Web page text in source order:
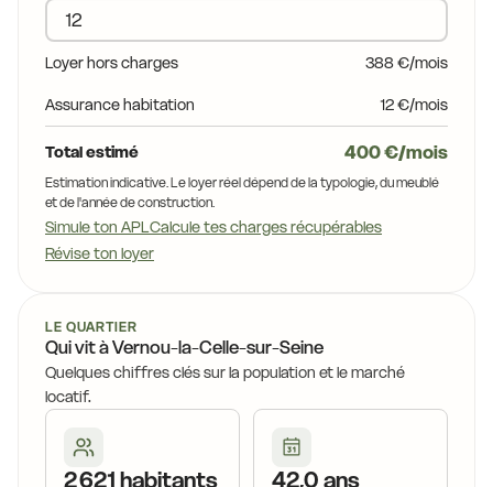
Loyer hors charges 388 €/mois
Assurance habitation 12 €/mois
Total estimé 400 €/mois
Estimation indicative. Le loyer réel dépend de la typologie, du meublé
et de l'année de construction.
Simule ton APLCalcule tes charges récupérables
Révise ton loyer
LE QUARTIER
Qui vit à Vernou-la-Celle-sur-Seine
Quelques chiffres clés sur la population et le marché
locatif.
2 621 habitants 42,0 ans